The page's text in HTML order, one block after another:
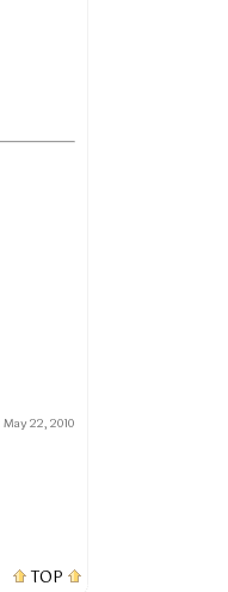
May 22, 2010
TOP